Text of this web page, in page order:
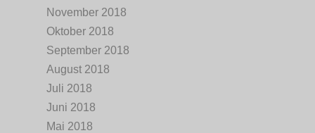
November 2018
Oktober 2018
September 2018
August 2018
Juli 2018
Juni 2018
Mai 2018